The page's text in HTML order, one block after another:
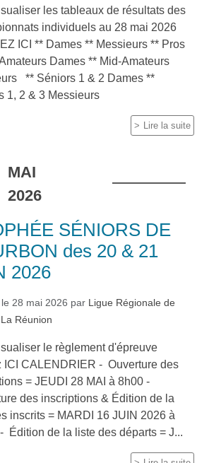
les tableaux de résultats des
individuels au 28 mai 2026
ICI ** Dames ** Messieurs ** Pros
Dames ** Mid-Amateurs
** Séniors 1 & 2 Dames **
1, 2 & 3 Messieurs
Lire la suite
MAI
2026
SÉNIORS DE
des 20 & 21
2026
28 mai 2026 par Ligue Régionale de
Réunion
le règlement d'épreuve
ICI CALENDRIER - Ouverture des
= JEUDI 28 MAI à 8h00 -
des inscriptions & Édition de la
inscrits = MARDI 16 JUIN 2026 à
Édition de la liste des départs = J...